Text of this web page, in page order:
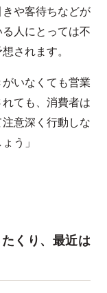
や客待ちなどが
人にとっては不
されます。
いなくても営業
ても、消費者は
意深く行動しな
う」
くり、最近は